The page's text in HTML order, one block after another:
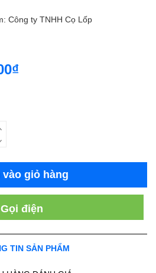
Công ty TNHH Cọ Lốp
vào giỏ hàng
Gọi điện
TIN SẢN PHẨM